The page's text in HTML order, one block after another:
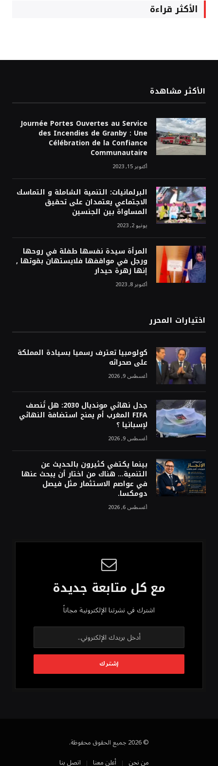
الأكثر قراءة
الأكثر مشاهدة
Journée Portes Ouvertes au Service
des Incendies de Granby : Une
Célébration de la Confiance
Communautaire
أكتوبر 15, 2023
البرلمانيات: التنمية الشاملة و التماسك
الاجتماعي يعتمدان على تحقيق
المساواة بين الجنسين
يونيو 2, 2023
المرأة سيدة نفسها طفلة في روحها
ورجل في مواقفها فلايستهان بقوتها ,
إنها زهرة حيدار
أكتوبر 8, 2023
اختيارات المحرر
كولومبيا تعترف رسميا بسيادة المملكة
على صحرائه
أغسطس 9, 2026
جدل نهائي مونديال 2030: هل تُنصف
FIFA المغرب أم يمنح استضافة النهائي
لإسبانيا ؟
أغسطس 9, 2026
بينما يكتفي كثيرون بالحديث عن
التنمية… هناك من اختار أن يبحث عنها
في عواصم الاستثمار مثل فيصل
دومكسا.
أغسطس 6, 2026
مع كل متابعة جديدة
اشترك في نشرتنا الإلكترونية مجاناً
© 2026 جميع الحقوق محفوظة.
من نحن
أعلن معنا اتصل بنا